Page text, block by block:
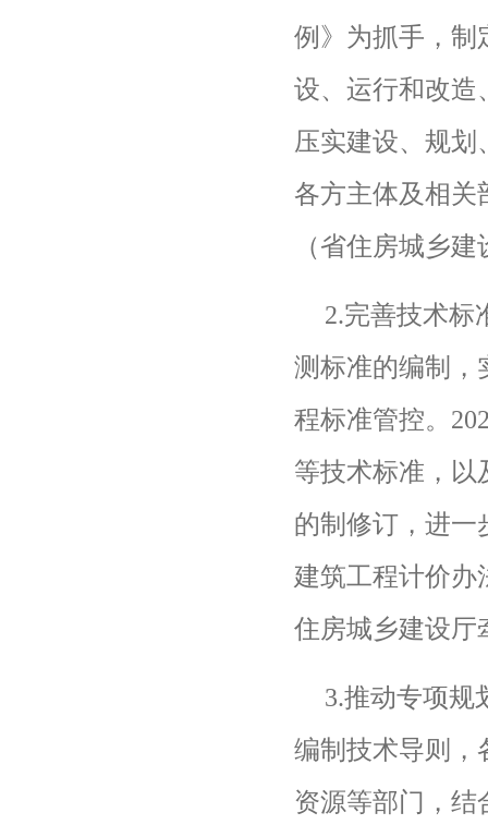
例》为抓手，制
设、运行和改造
压实建设、规
各方主体及相关
（省住房城乡
2.完善技术标
测标准的编制，
程标准管控。
等技术标准，以
的制修订，进一
建筑工程计价办
住房城乡建设厅
3.推动专项规
编制技术导则，
资源等部门，结